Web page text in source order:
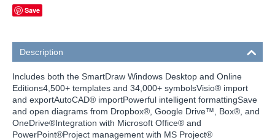
Save
Description
Includes both the SmartDraw Windows Desktop and Online
Editions4,500+ templates and 34,000+ symbolsVisio® import
and exportAutoCAD® importPowerful intelligent formattingSave
and open diagrams from Dropbox®, Google Drive™, Box®, and
OneDrive®Integration with Microsoft Office® and
PowerPoint®Project management with MS Project®